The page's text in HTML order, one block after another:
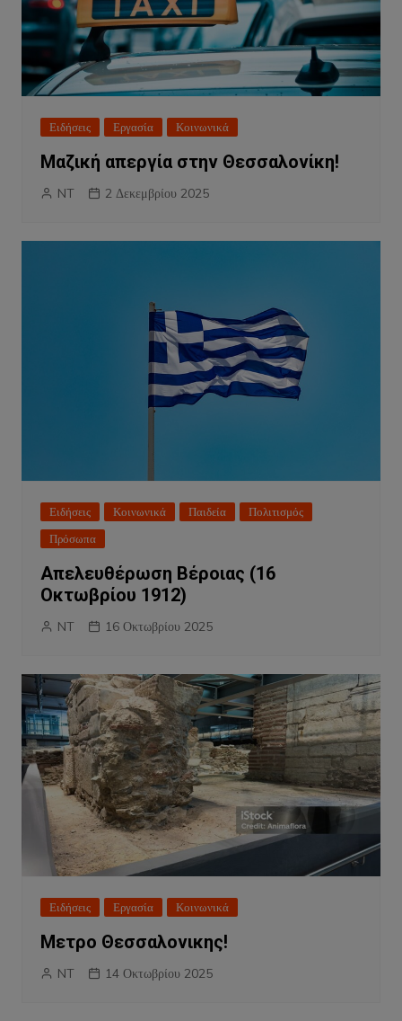
Ειδήσεις Εργασία Κοινωνικά
Μαζική απεργία στην Θεσσαλονίκη!
NT 2 Δεκεμβρίου 2025
Ειδήσεις Κοινωνικά Παιδεία
Πολιτισμός
Πρόσωπα
Απελευθέρωση Βέροιας (16
Οκτωβρίου 1912)
NT 16 Οκτωβρίου 2025
Ειδήσεις Εργασία Κοινωνικά
Μετρο Θεσσαλονικης!
NT 14 Οκτωβρίου 2025